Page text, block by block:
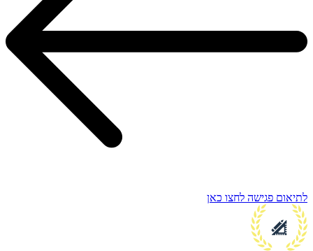
לתיאום פגישה לחצו כאן